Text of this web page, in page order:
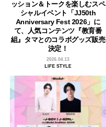
ッション＆トークを楽しむスペ
シャルイベント「JJ50th
Anniversary Fest 2026」に
て、人気コンテンツ『教育番
組』タマとのコラボグッズ販売
決定！
2026.04.13
LIFE STYLE